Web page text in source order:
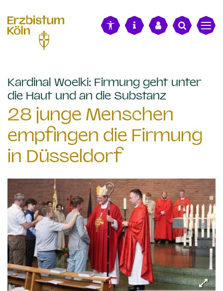
Kardinal Woelki: Firmung geht unter
die Haut und an die Substanz
28 junge Menschen
empfingen die Firmung
in Düsseldorf